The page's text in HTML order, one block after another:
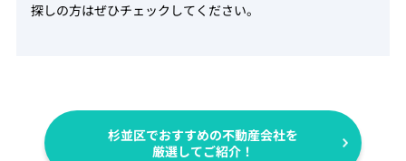
探しの方はぜひチェックしてください。
杉並区でおすすめの不動産会社を
厳選してご紹介！